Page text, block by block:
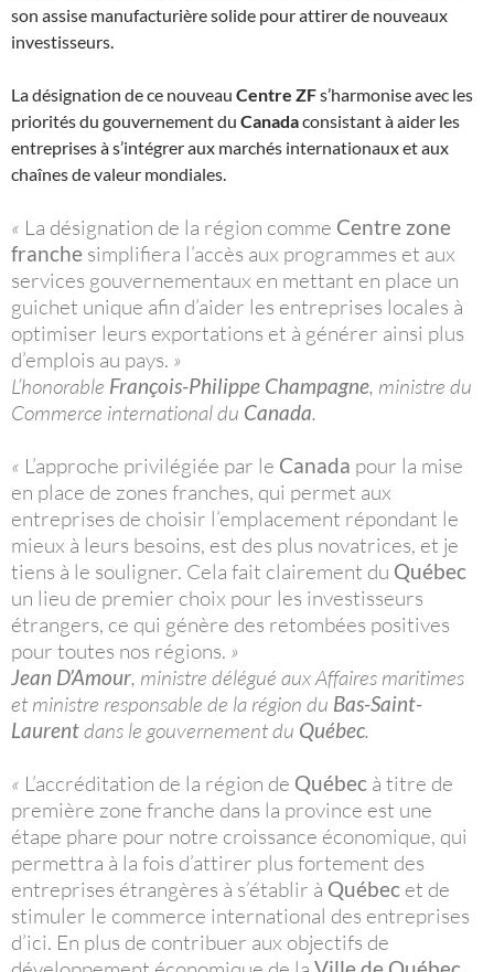
son assise manufacturière solide pour attirer de nouveaux
investisseurs.
La désignation de ce nouveau Centre ZFs’harmonise avec les
priorités du gouvernement du Canadaconsistant à aider les
entreprises à s’intégrer aux marchés internationaux et aux
chaînes de valeur mondiales.
« La désignation de la région comme Centre zone
franche simplifiera l’accès aux programmes et aux
services gouvernementaux en mettant en place un
guichet unique afin d’aider les entreprises locales à
optimiser leurs exportations et à générer ainsi plus
d’emplois au pays. »
L’honorable François-Philippe Champagne, ministre du
Commerce international du Canada.
« L’approche privilégiée par le Canada pour la mise
en place de zones franches, qui permet aux
entreprises de choisir l’emplacement répondant le
mieux à leurs besoins, est des plus novatrices, et je
tiens à le souligner. Cela fait clairement du Québec
un lieu de premier choix pour les investisseurs
étrangers, ce qui génère des retombées positives
pour toutes nos régions. »
Jean D’Amour, ministre délégué aux Affaires maritimes
et ministre responsable de la région du Bas-Saint-
Laurentdans le gouvernement du Québec.
« L’accréditation de la région de Québec à titre de
première zone franche dans la province est une
étape phare pour notre croissance économique, qui
permettra à la fois d’attirer plus fortement des
entreprises étrangères à s’établir à Québec et de
stimuler le commerce international des entreprises
d’ici. En plus de contribuer aux objectifs de